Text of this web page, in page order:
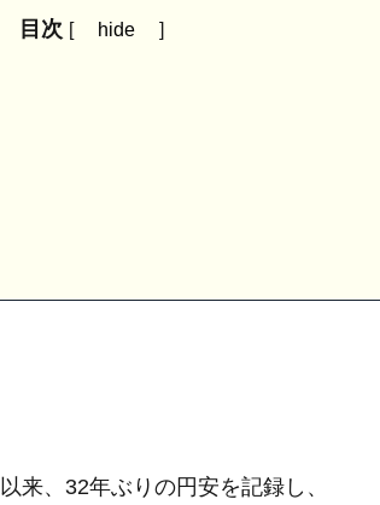
目次 [ hide ]
来、32年ぶりの円安を記録し、